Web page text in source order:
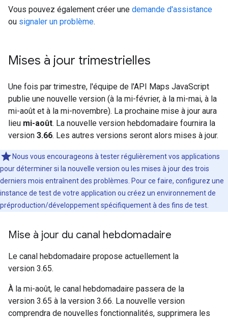
Vous pouvez également créer une demande d'assistance
ou signaler un problème.
Mises à jour trimestrielles
Une fois par trimestre, l'équipe de l'API Maps JavaScript
publie une nouvelle version (à la mi-février, à la mi-mai, à la
mi-août et à la mi-novembre). La prochaine mise à jour aura
lieu mi-août. La nouvelle version hebdomadaire fournira la
version 3.66. Les autres versions seront alors mises à jour.
Nous vous encourageons à tester régulièrement vos applications
pour déterminer si la nouvelle version ou les mises à jour des trois
derniers mois entraînent des problèmes. Pour ce faire, configurez une
instance de test de votre application ou créez un environnement de
préproduction/développement spécifiquement à des fins de test.
Mise à jour du canal hebdomadaire
Le canal hebdomadaire propose actuellement la
version 3.65.
À la mi-août, le canal hebdomadaire passera de la
version 3.65 à la version 3.66. La nouvelle version
comprendra de nouvelles fonctionnalités, supprimera les